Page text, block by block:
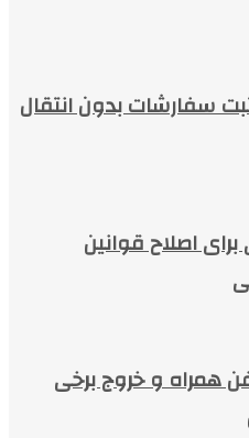
سفارشات بدون انتقال
اصلاح قوانین
همراه و خروج برخی